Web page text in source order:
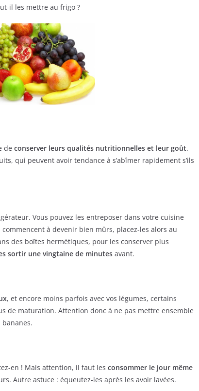
il les mettre au frigo ?
de conserver leurs qualités nutritionnelles et leur goût.
qui peuvent avoir tendance à s’abîmer rapidement s’ils
Vous pouvez les entreposer dans votre cuisine
à devenir bien mûrs, placez-les alors au
des boîtes hermétiques, pour les conserver plus
sortir une vingtaine de minutes avant.
, et encore moins parfois avec vos légumes, certains
de maturation. Attention donc à ne pas mettre ensemble
bananes.
en ! Mais attention, il faut les consommer le jour même
Autre astuce : équeutez-les après les avoir lavées.